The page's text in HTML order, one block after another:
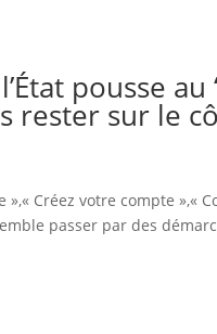
pousse au
rester sur le
Créez votre compte »,«
passer par des